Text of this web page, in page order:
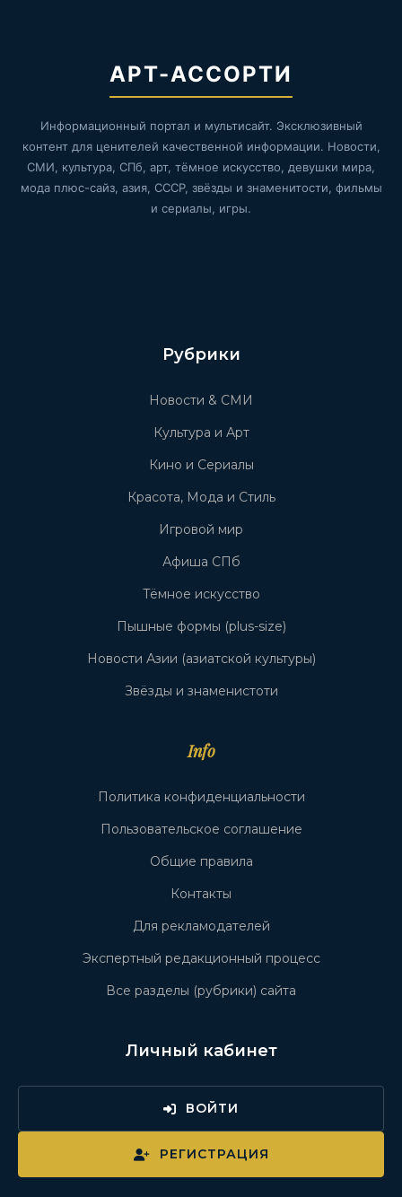
АРТ-АССОРТИ
Информационный портал и мультисайт. Эксклюзивный
контент для ценителей качественной информации. Новости,
СМИ, культура, СПб, арт, тёмное искусство, девушки мира,
мода плюс-сайз, азия, СССР, звёзды и знаменитости, фильмы
и сериалы, игры.
Рубрики
Новости & СМИ
Культура и Арт
Кино и Сериалы
Красота, Мода и Стиль
Игровой мир
Афиша СПб
Тёмное искусство
Пышные формы (plus-size)
Новости Азии (азиатской культуры)
Звёзды и знаменистоти
Info
Политика конфиденциальности
Пользовательское соглашение
Общие правила
Контакты
Для рекламодателей
Экспертный редакционный процесс
Все разделы (рубрики) сайта
Личный кабинет
ВОЙТИ
РЕГИСТРАЦИЯ